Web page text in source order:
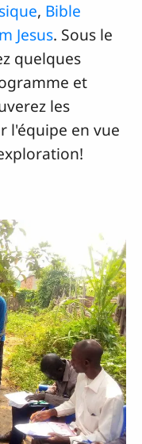
, Bible
Jesus. Sous le
quelques
et
les
l'équipe en vue